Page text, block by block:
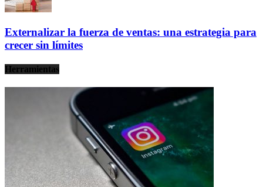
Externalizar la fuerza de ventas: una estrategia para
crecer sin límites
Herramientas